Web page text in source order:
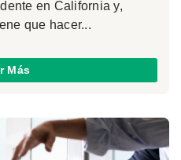
en California y,
que hacer...
Más